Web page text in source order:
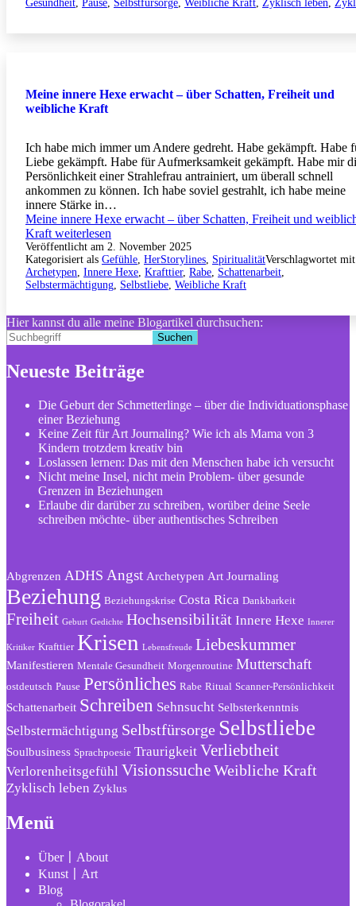
Gesundheit, Pause, Selbstfürsorge, Weibliche Kraft, Zyklisch leben,
Meine innere Hexe erwacht – über Schatten, Freiheit und
weibliche Kraft
Ich habe mich immer um Andere gedreht. Habe gekämpft. Habe
Liebe gekämpft. Habe für Aufmerksamkeit gekämpft. Habe mir
Persönlichkeit einer Strahlefrau antrainiert, um überall schnell
ankommen zu können. Ich habe soviel gestrahlt, ich habe meine
innere Stärke in…
Meine innere Hexe erwacht – über Schatten, Freiheit und
Kraft weiterlesen
Veröffentlicht am 2. November 2025
Kategorisiert als Gefühle, HerStorylines, SpiritualitätVerschlagwortet mit
Archetypen, Innere Hexe, Krafttier, Rabe, Schattenarbeit,
Selbstermächtigung, Selbstliebe, Weibliche Kraft
Hier kannst du alle meine Blogartikel durchsuchen:
Suchen
Neueste Beiträge
Die Geburt der Schmetterlinge – über die Individuationsphase
einer Beziehung
Keine Zeit für Art Journaling? Wie ich als Mama von 3
Kindern trotzdem kreativ bin
Loslassen lernen: Das mit den Menschen habe ich versucht
Nicht meine Insel, nicht mein Problem- über gesunde
Grenzen in Beziehungen
Erlaube dir darüber zu schreiben, worüber deine Seele
schreiben möchte- über authentisches Schreiben
Abgrenzen ADHS Angst Archetypen Art Journaling
Beziehung Beziehungskrise Costa Rica Dankbarkeit
Freiheit Geburt Gedichte Hochsensibilität Innere Hexe Innerer
Kritiker Krafttier Krisen Lebensfreude Liebeskummer
Manifestieren Mentale Gesundheit Morgenroutine Mutterschaft
ostdeutsch Pause Persönliches Rabe Ritual Scanner-Persönlichkeit
Schattenarbeit Schreiben Sehnsucht Selbsterkenntnis
Selbstermächtigung Selbstfürsorge Selbstliebe
Soulbusiness Sprachpoesie Traurigkeit Verliebtheit
Verlorenheitsgefühl VisionssucheWeibliche Kraft
Zyklisch leben Zyklus
Menü
Über〡About
Kunst〡Art
Blog